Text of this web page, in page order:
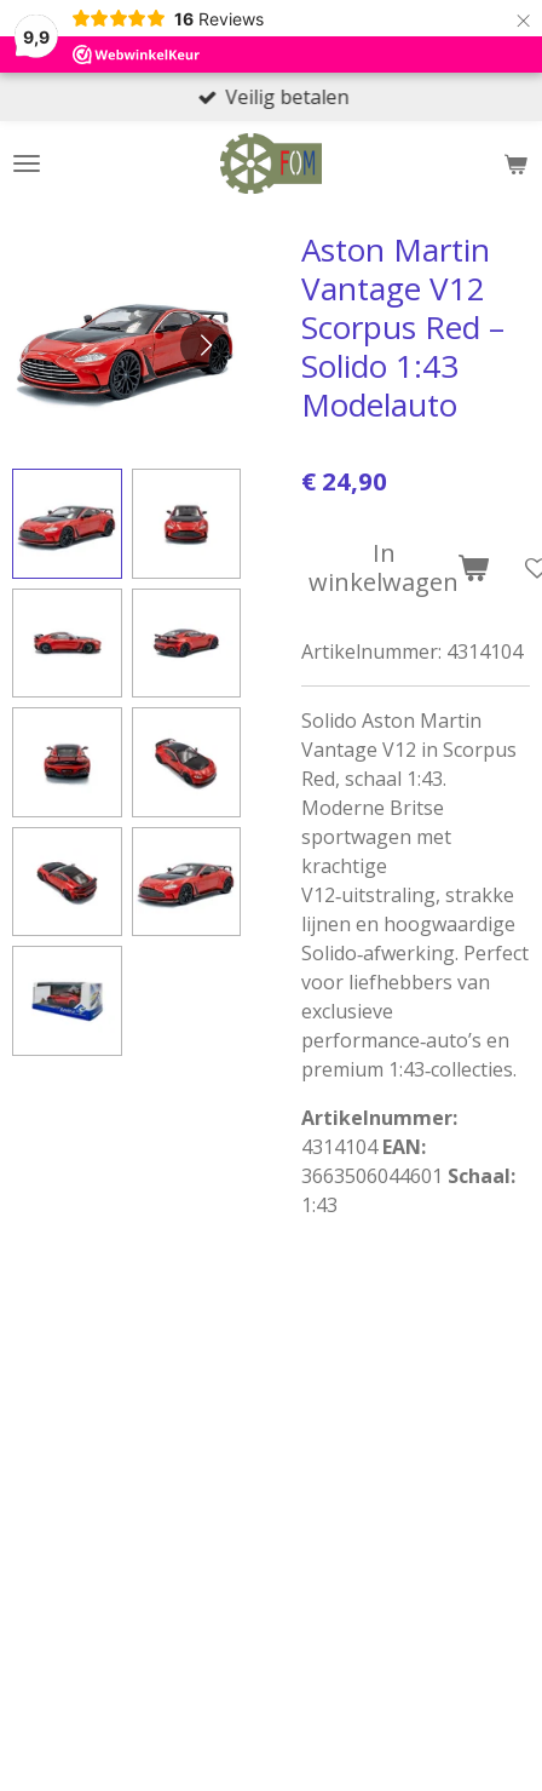
9,9
16 Reviews ×
Veilig betalen
Aston Martin
Vantage V12
Scorpus Red –
Solido 1:43
Modelauto
€ 24,90
In
winkelwagen
Artikelnummer: 4314104
Solido Aston Martin
Vantage V12 in Scorpus
Red, schaal 1:43.
Moderne Britse
sportwagen met
krachtige
V12‑uitstraling, strakke
lijnen en hoogwaardige
Solido‑afwerking. Perfect
voor liefhebbers van
exclusieve
performance‑auto’s en
premium 1:43‑collecties.
Artikelnummer:
4314104EAN:
3663506044601 Schaal:
1:43